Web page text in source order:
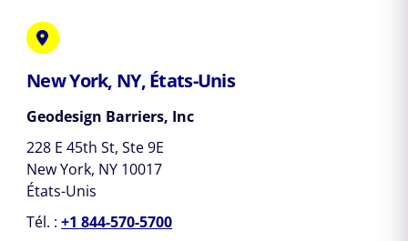
New York, NY, États-Unis
Geodesign Barriers, Inc
228 E 45th St, Ste 9E
New York, NY 10017
États-Unis
Tél. :+1 844-570-5700